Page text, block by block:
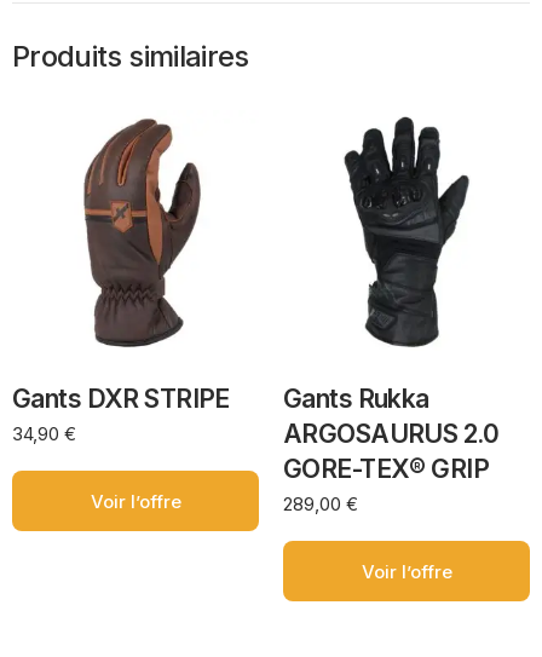
Produits similaires
Gants DXR STRIPE
34,90 €
Voir l’offre
Gants Rukka
ARGOSAURUS 2.0
GORE-TEX® GRIP
289,00 €
Voir l’offre